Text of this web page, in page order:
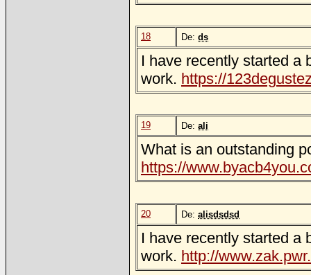
18 De: ds
I have recently started a
work. https://
19 De: ali
What is an outstanding
https://
20 De: alisdsdsd
I have recently started a
work. http://